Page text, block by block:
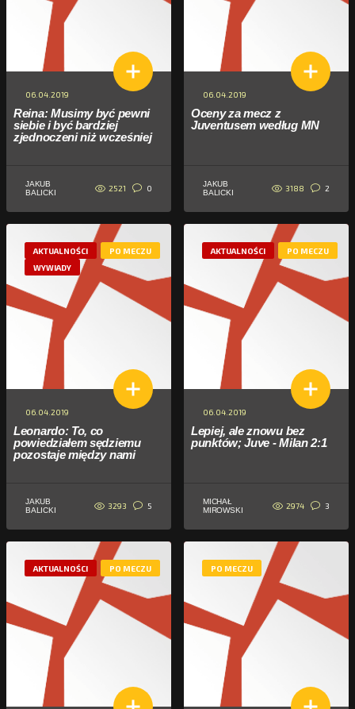
06.04.2019
Reina: Musimy być pewni
siebie i być bardziej
zjednoczeni niż wcześniej
JAKUB
BALICKI
2521 0
06.04.2019
Oceny za mecz z
Juventusem według MN
JAKUB
BALICKI
3188 2
AKTUALNOŚCI
PO MECZU
WYWIADY
06.04.2019
Leonardo: To, co
powiedziałem sędziemu
pozostaje między nami
JAKUB
BALICKI
3293 5
AKTUALNOŚCI PO MECZU
06.04.2019
Lepiej, ale znowu bez
punktów; Juve - Milan 2:1
MICHAŁ
MIROWSKI
2974 3
AKTUALNOŚCI PO MECZU PO MECZU